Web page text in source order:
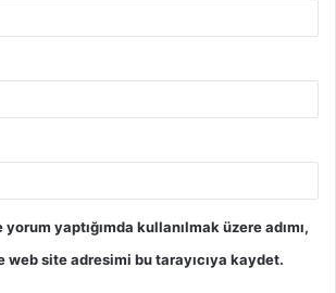
yaptığımda kullanılmak üzere adımı,
web site adresimi bu tarayıcıya kaydet.